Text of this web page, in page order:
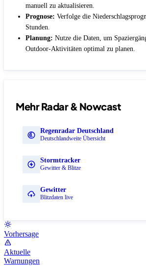
manuell zu aktualisieren.
Prognose: Verfolge die
Stunden.
Planung: Nutze die Daten, um
Outdoor-Aktivitäten optimal zu planen.
Mehr Radar & Nowcast
Regenradar Deutschland
Deutschlandweite Übersicht
Stormtracker
Gewitter & Blitze
Gewitter
Blitzdaten live
Vorhersage
Aktuelle
Warnungen